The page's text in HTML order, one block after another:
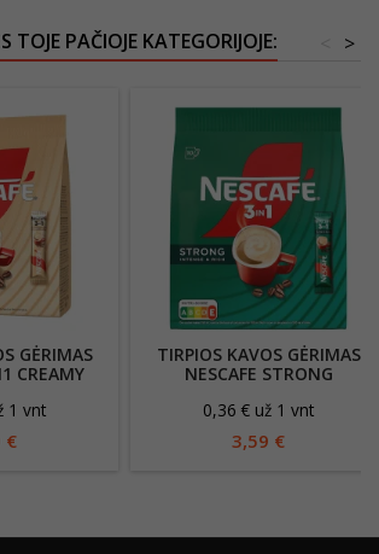
TOJE PAČIOJE KATEGORIJOJE: >
GĖRIMAS
CREAMY
1 vnt
€
TIRPIOS KAVOS GĖRIMAS
NESCAFE STRONG
0,36 € už 1 vnt
3,59 €